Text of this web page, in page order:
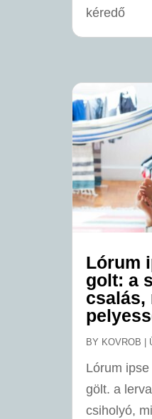
kéredő
Lórum
golt: a
csalás,
BY KOVROB
Lórum
gölt. a
csiholyó,